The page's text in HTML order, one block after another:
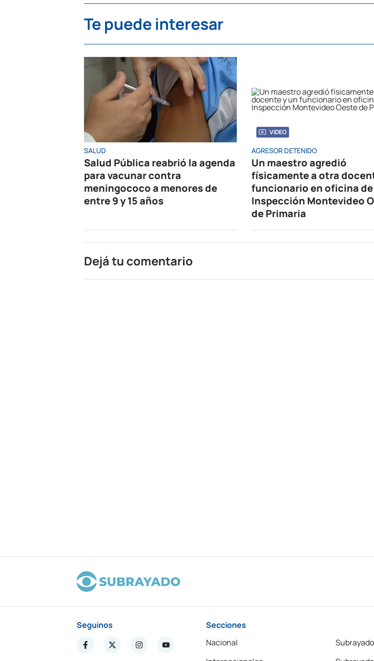
Te puede interesar
SALUD
Salud Pública reabrió la agenda
para vacunar contra
meningococo a menores de
entre 9 y 15 años
VIDEO
AGRESOR DETENIDO
Un maestro agredió
físicamente a otra
funcionario en oficina de
Inspección Montevideo
de Primaria
Dejá tu comentario
Seguinos
Secciones
Nacional